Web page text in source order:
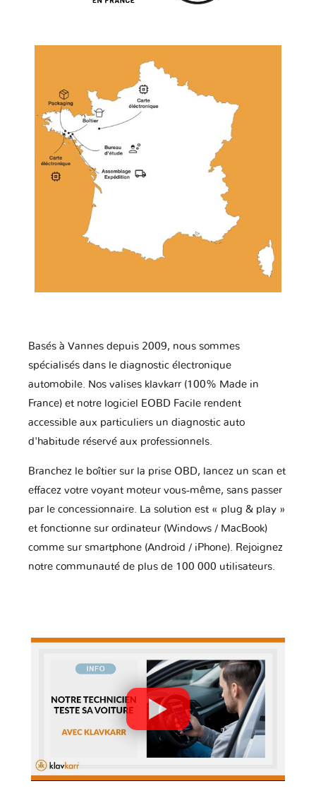
Basés à Vannes depuis 2009, nous sommes
spécialisés dans le diagnostic électronique
automobile. Nos valises klavkarr (100% Made in
France) et notre logiciel EOBD Facile rendent
accessible aux particuliers un diagnostic auto
d'habitude réservé aux professionnels.
Branchez le boîtier sur la prise OBD, lancez un scan et
effacez votre voyant moteur vous-même, sans passer
par le concessionnaire. La solution est « plug & play »
et fonctionne sur ordinateur (Windows / MacBook)
comme sur smartphone (Android / iPhone). Rejoignez
notre communauté de plus de 100 000 utilisateurs.